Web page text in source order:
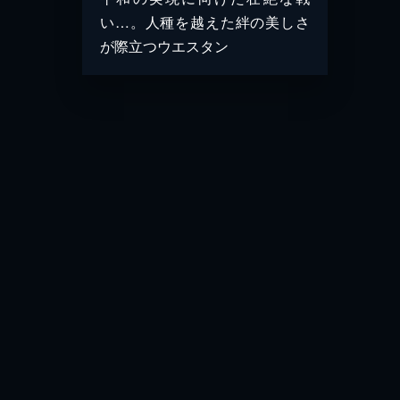
い…。人種を越えた絆の美しさ
が際立つウエスタン